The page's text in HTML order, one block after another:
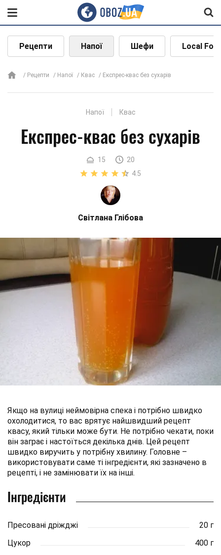
Рецепти Напої Шефи Local
Рецепти Напої Квас Експрес-квас без сухарів
Напої Квас
Експрес-квас без сухарів
15
20
4.5
Світлана Глібова
Якщо на вулиці неймовірна спека і потрібно швидко
охолодитися, то вас врятує найшвидший рецепт
квасу, який тільки може бути. Не потрібно чекати, поки
він заграє і настоїться декілька днів. Цей рецепт
швидко виручить у потрібну хвилину. Головне –
використовувати саме ті інгредієнти, які зазначено в
рецепті, і не замінювати їх на інші.
Інгредієнти
Пресовані дріжджі
20 г
Цукор
400 г